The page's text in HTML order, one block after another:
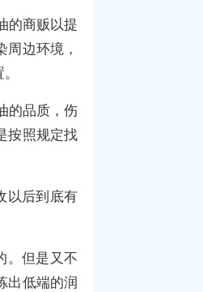
的商贩以提
边环境，
的品质，伤
按照规定找
以后到底有
。但是又不
出低端的润